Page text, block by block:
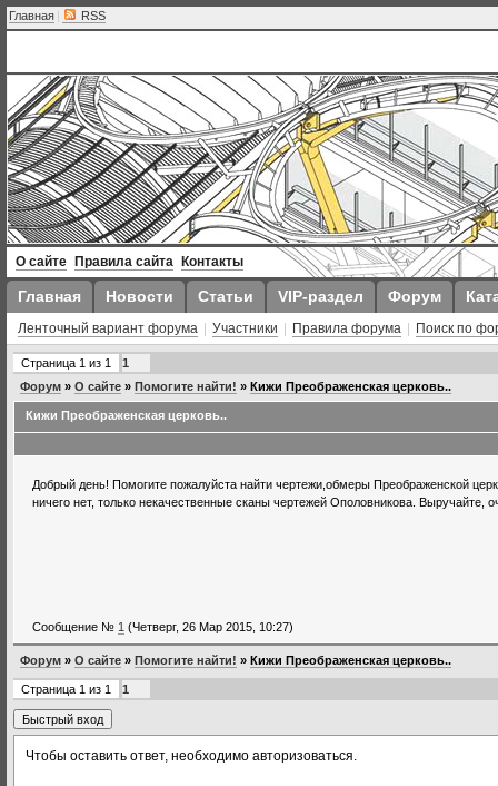
Главная | RSS
О сайте Правила сайта Контакты
Главная Новости Статьи VIP-раздел Форум
Ленточный вариант форума Участники Правила форума Поиск по
Страница 1 из 1
1
Форум » О сайте » Помогите найти! » Кижи Преображенская церковь..
Кижи Преображенская церковь..
Добрый день! Помогите пожалуйста найти чертежи,обмеры Преображенской
ничего нет, только некачественные сканы чертежей Ополовникова. Выручайте,
Сообщение № 1 (Четверг, 26 Мар 2015, 10:27)
Форум » О сайте » Помогите найти! » Кижи Преображенская церковь..
Страница 1 из 1 1
Чтобы оставить ответ, необходимо авторизоваться.